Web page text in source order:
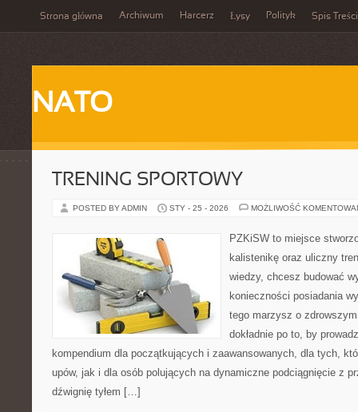
Strona główna Archiwum Harcerz Łysy Polityk Spis Treści
NATO
TRENING SPORTOWY
POSTED BY ADMIN STY - 25 - 2026 MOŻLIWOŚĆ
PZKiSW to miejsce
kalistenikę oraz uliczny
wiedzy, chcesz budować
konieczności posiadania
tego marzysz o
dokładnie po to, by
kompendium dla początkujących i zaawansowanych, dla tych,
upów, jak i dla osób polujących na dynamiczne podciągnięcie z
dźwignię tyłem […]